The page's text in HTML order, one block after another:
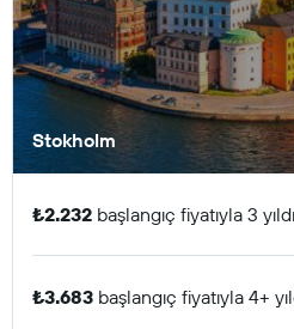
Stokholm
₺2.232 başlangıç fiyatıyla 3
₺3.683 başlangıç fiyatıyla 4+